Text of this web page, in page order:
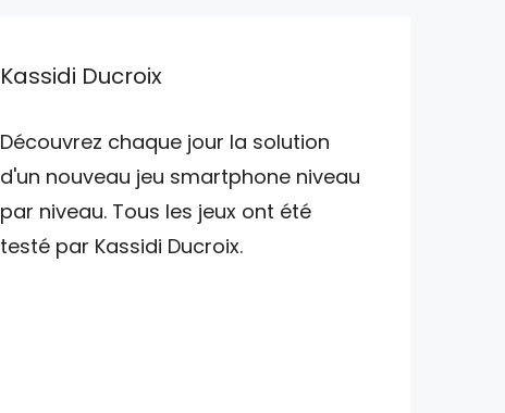
Kassidi Ducroix
Découvrez chaque jour la solution
d'un nouveau jeu smartphone niveau
par niveau. Tous les jeux ont été
testé par Kassidi Ducroix.